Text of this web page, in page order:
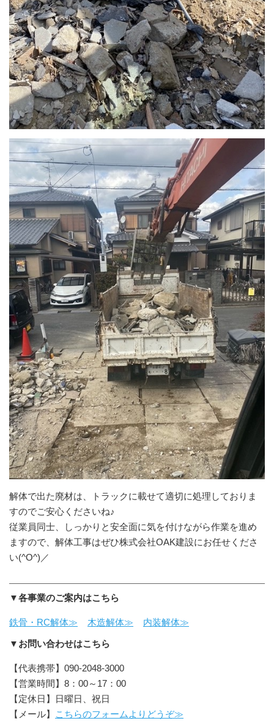
解体で出た廃材は、トラックに載せて適切に処理しておりま
すのでご安心くださいね♪
従業員同士、しっかりと安全面に気を付けながら作業を進め
ますので、解体工事はぜひ株式会社OAK建設にお任せくださ
い(^O^)／
▼各事業のご案内はこちら
鉄骨・RC解体≫ 木造解体≫ 内装解体≫
▼お問い合わせはこちら
【代表携帯】090-2048-3000
【営業時間】8：00～17：00
【定休日】日曜日、祝日
【メール】
こちらのフォームよりどうぞ≫